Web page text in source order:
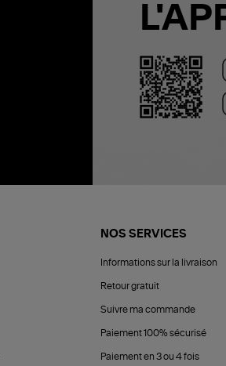
NOS SERVICES
Informations sur la livraison
Retour gratuit
Suivre ma commande
Paiement 100% sécurisé
Paiement en 3 ou 4 fois